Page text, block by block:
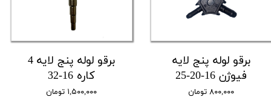
برقو لوله پنج لایه
فیوژن 16-20-25
۸۰۰,۰۰۰ تومان
برقو لوله پنج لایه 4
کاره 16-32
۱,۵۰۰,۰۰۰ تومان